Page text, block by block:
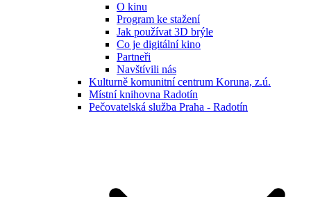
O kinu
Program ke stažení
Jak používat 3D brýle
Co je digitální kino
Partneři
Navštívili nás
Kulturně komunitní centrum Koruna, z.ú.
Místní knihovna Radotín
Pečovatelská služba Praha - Radotín